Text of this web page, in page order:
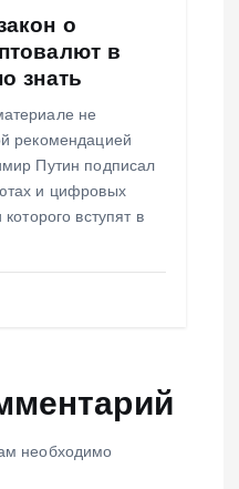
о
в
знать
не
рекомендацией
Путин подписал
и цифровых
вступят в
необходимо